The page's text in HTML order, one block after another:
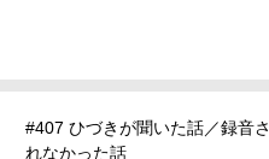
#407 ひづきが聞いた話／録音さ
れなかった話